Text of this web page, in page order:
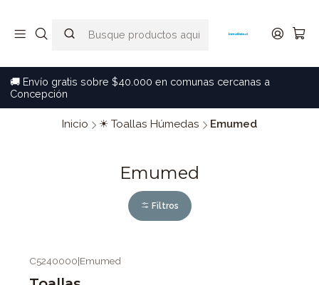
🚚 Envío gratis sobre $40.000 en comunas cercanas a
Concepción
Inicio ☀ Toallas Húmedas Emumed
Emumed
Filtros
C5240000|Emumed